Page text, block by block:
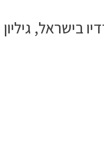
בישראל, גיליון